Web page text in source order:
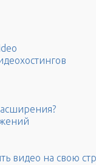
видео на свою